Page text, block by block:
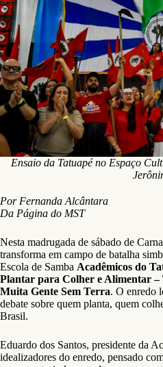
Ensaio da Tatuapé no Espaço
Por Fernanda Alcântara
Da Página do MST
Nesta madrugada de sábado de
transforma em campo de batalha
Escola de Samba Acadêmicos do
Plantar para Colher e Alimentar –
Muita Gente Sem Terra. O enredo
debate sobre quem planta, quem
Brasil.
Eduardo dos Santos, presidente da
idealizadores do enredo, pensado